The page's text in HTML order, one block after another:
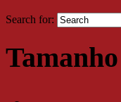
Search for: